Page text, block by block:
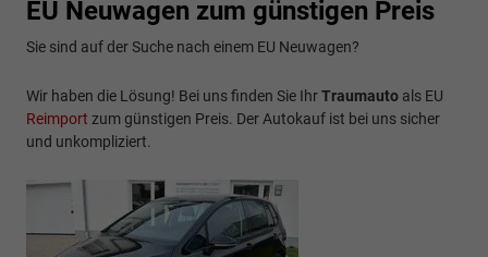
EU Neuwagen zum günstigen Preis
Sie sind auf der Suche nach einem EU Neuwagen?
Wir haben die Lösung! Bei uns finden Sie IhrTraumauto als EU
Reimport zum günstigen Preis. Der Autokauf ist bei uns sicher
und unkompliziert.